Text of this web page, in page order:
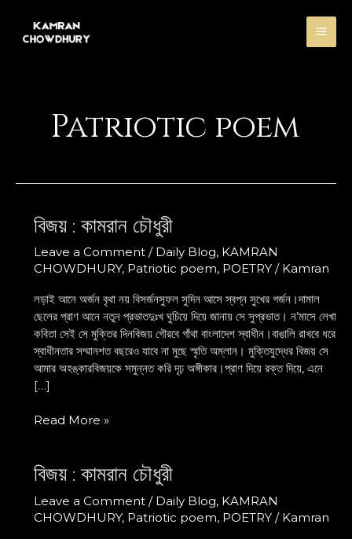
content
Patriotic poem
বিজয় : কামরান চৌধুরী
Leave a Comment / Daily Blog, KAMRAN
CHOWDHURY, Patriotic poem, POETRY/ Kamran
লড়াই আনে অর্জন বৃথা নয় বিসর্জনসুফল সুদিন আসে স্বপ্ন সুখের গর্জন।দামাল
ছেলের প্রাণ আনে নতুন প্রভাতদুঃখ ঘুচিয়ে দিয়ে জানায় সে সুপ্রভাত। ন’মাসে লেখা
কবিতা সেই সে মুক্তির দিনবিজয় গৌরবে গাঁথা বাংলাদেশ স্বাধীন।বাঙালি রাখবে ধরে
স্বাধীনতার সম্মানশত বছরেও যাবে না মুছে স্মৃতি অম্লান। মুক্তিযুদ্ধের বিজয় সে
আমার অহঙ্কারবিজয়কে সমুন্নত করি দৃঢ় অঙ্গীকার।প্রাণ দিয়ে রক্ত দিয়ে, এনে
[…]
বিজয়
কামরান
চৌধুরী
Read More »
বিজয় : কামরান চৌধুরী
Leave a Comment / Daily Blog, KAMRAN
CHOWDHURY, Patriotic poem, POETRY/ Kamran
বিজয়
কামরান
চৌধুরী